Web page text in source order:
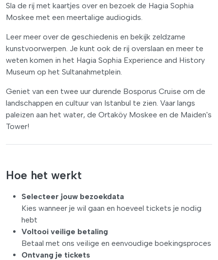
Sla de rij met kaartjes over en bezoek de Hagia Sophia
Moskee met een meertalige audiogids.
Leer meer over de geschiedenis en bekijk zeldzame
kunstvoorwerpen. Je kunt ook de rij overslaan en meer te
weten komen in het Hagia Sophia Experience and History
Museum op het Sultanahmetplein.
Geniet van een twee uur durende Bosporus Cruise om de
landschappen en cultuur van Istanbul te zien. Vaar langs
paleizen aan het water, de Ortaköy Moskee en de Maiden's
Tower!
Hoe het werkt
Selecteer jouw bezoekdata
Kies wanneer je wil gaan en hoeveel tickets je nodig
hebt
Voltooi veilige betaling
Betaal met ons veilige en eenvoudige boekingsproces
Ontvang je tickets